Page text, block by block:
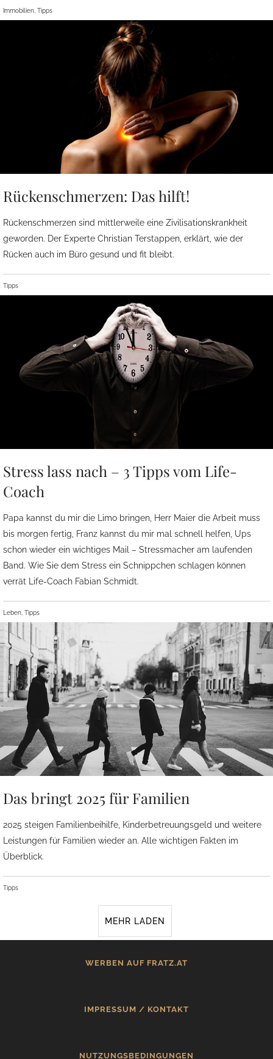
Immobilien, Tipps
Rückenschmerzen: Das hilft!
Rückenschmerzen sind mittlerweile eine Zivilisationskrankheit
geworden. Der Experte Christian Terstappen, erklärt, wie der
Rücken auch im Büro gesund und fit bleibt.
Tipps
Stress lass nach – 3 Tipps vom Life-
Coach
Papa kannst du mir die Limo bringen, Herr Maier die Arbeit muss
bis morgen fertig, Franz kannst du mir mal schnell helfen, Ups
schon wieder ein wichtiges Mail – Stressmacher am laufenden
Band. Wie Sie dem Stress ein Schnippchen schlagen können
verrät Life-Coach Fabian Schmidt.
Leben, Tipps
Das bringt 2025 für Familien
2025 steigen Familienbeihilfe, Kinderbetreuungsgeld und weitere
Leistungen für Familien wieder an. Alle wichtigen Fakten im
Überblick.
Tipps
MEHR LADEN
WERBEN AUF FRATZ.AT
IMPRESSUM / KONTAKT
NUTZUNGSBEDINGUNGEN